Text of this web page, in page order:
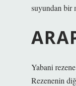
suyundan bir
Yabani
Rezenenin